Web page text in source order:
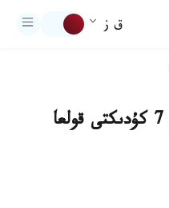
ق ز
رەداكسيا شابۋىلىنا قاتىستى 7 كۇدىكتى قولعا